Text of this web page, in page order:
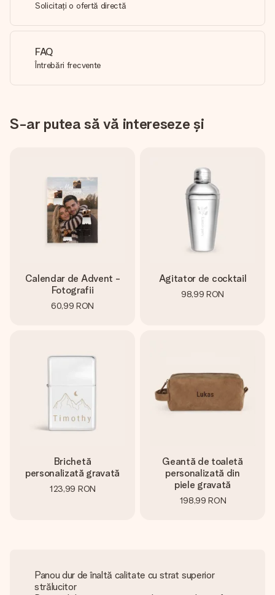
Solicitați o ofertă directă
FAQ
Întrebări frecvente
S-ar putea să vă intereseze și
Calendar de Advent -
Fotografii
60,99 RON
Agitator de cocktail
98,99 RON
Brichetă
personalizată gravată
123,99 RON
Geantă de toaletă
personalizată din
piele gravată
198,99 RON
Panou dur de înaltă calitate cu strat superior
strălucitor